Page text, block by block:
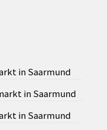
in Saarmund
in Saarmund
in Saarmund